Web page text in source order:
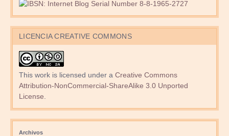
LICENCIA CREATIVE COMMONS
This work is licensed under a Creative Commons
Attribution-NonCommercial-ShareAlike 3.0 Unported
License
Archivos